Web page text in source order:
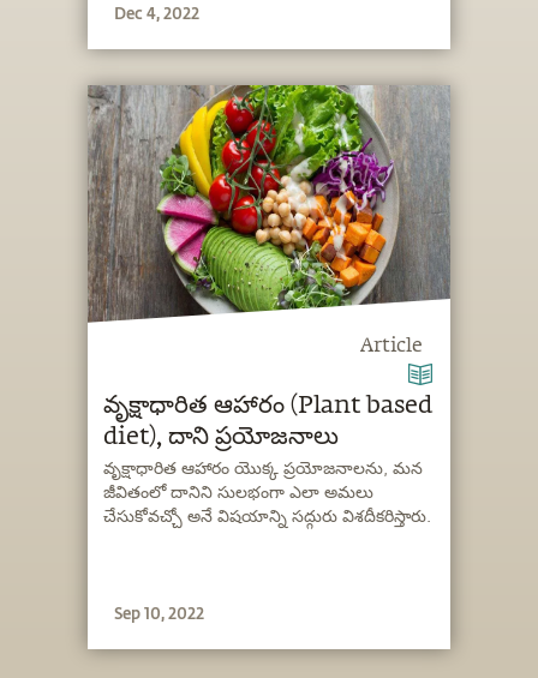
Dec 4, 2022
Article
వృక్షాధారిత ఆహారం (Plant based
diet), దాని ప్రయోజనాలు
వృక్షాధారిత ఆహారం యొక్క ప్రయోజనాలను, మన
జీవితంలో దానిని సులభంగా ఎలా అమలు
చేసుకోవచ్చో అనే విషయాన్ని సద్గురు విశదీకరిస్తారు.
Sep 10, 2022